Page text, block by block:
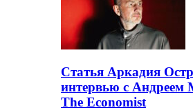
Статья Аркадия
интервью с Андреем
The Economist